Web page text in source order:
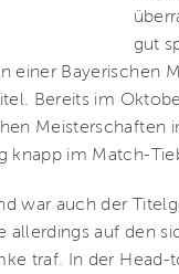
gut
einer Bayerischen
Bereits im
Meisterschaften
knapp im Match-
war auch der
allerdings auf den
traf. In der